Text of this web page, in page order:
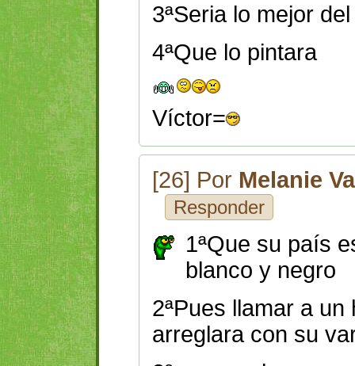
3ªSeria lo mejor
4ªQue lo pintara
Víctor=
[26] Por Melanie
Responder
1ªQue su país
blanco y negro
2ªPues llamar a
arreglara con su